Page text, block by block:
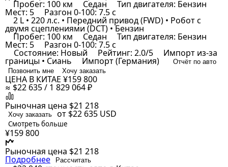
Пробег: 100 км Седан Тип двигателя: Бензин
Мест: 5 Разгон 0-100: 7.5 с
2 L • 220 л.с. • Передний привод (FWD) • Робот с
двумя сцеплениями (DCT) • Бензин
Пробег: 100 км Седан Тип двигателя: Бензин
Мест: 5 Разгон 0-100: 7.5 с
Состояние: Новый Рейтинг: 2.0/5 Импорт из-за
границы • Сиань Импорт (Германия)
Отчёт по авто
Позвонить мне
Хочу заказать
ЦЕНА В КИТАЕ ¥159 800
≈ $22 635 / 1 829 064 ₽
Рыночная цена $21 218
Хочу заказать от $22 635 USD
Смотреть больше
¥159 800
Рыночная цена $21 218
Подробнее Рассчитать